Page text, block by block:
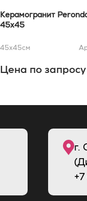
Керамогранит
45x45
45x45см
Цена по запросу
г.